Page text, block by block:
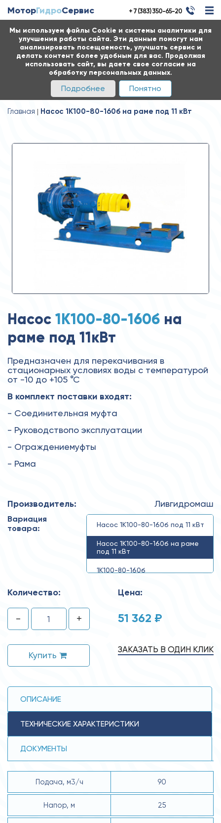
Мы используем файлы Cookie и системы аналитики для
улучшения работы сайта. Эти данные помогут нам
анализировать посещаемость, улучшать сервис и
делать контент более удобным для вас. Продолжая
использовать сайт, вы даете свое согласие на
обработку персональных данных.
Подробнее Понятно
МоторГидроСервис + 7 (383) 350-65-20
Главная Насос 1К100-80-160б на раме под 11 кВт
Насос 1К100-80-160б на
раме под 11кВт
Предназначен для перекачивания в
стационарных условиях воды с температурой
от -10 до +105 °С
В комплект поставки входят:
- Соединительная муфта
- Руководствопо эксплуатации
- Ограждениемуфты
- Рама
Производитель: Ливгидромаш
Вариация
товара:
Насос 1К100-80-160б под 11 кВт
Насос 1К100-80-160б на раме
под 11 кВт
1К100-80-160б
Количество:
- +
Купить
Цена:
51 362 ₽
ЗАКАЗАТЬ В ОДИН КЛИК
ОПИСАНИЕ
ТЕХНИЧЕСКИЕ ХАРАКТЕРИСТИКИ
ДОКУМЕНТЫ
Подача, м3/ч 90
Напор, м 25